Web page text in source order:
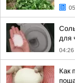
для
04:26
Как